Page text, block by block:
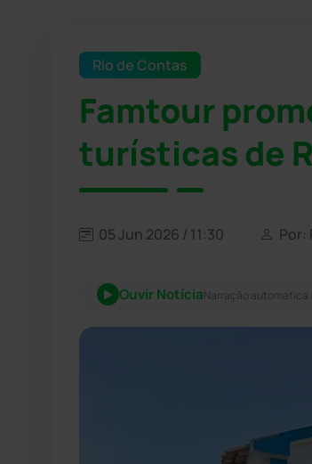
Rio de Contas
Famtour
turísticas de
05 Jun 2026 / 11:30 Por:
Ouvir NotíciaNarração automática